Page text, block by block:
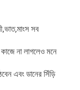
সব
না লাগলেও মনে
এবং ডানের সিঁড়ি